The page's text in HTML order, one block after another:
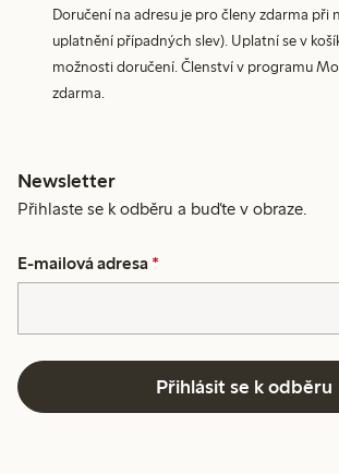
Doručení na adresu je pro členy zdarma při
uplatnění případných slev). Uplatní se v
možnosti doručení. Členství v programu
zdarma.
Newsletter
Přihlaste se k odběru a buďte v obraze.
E-mailová adresa *
Přihlásit se k odběru